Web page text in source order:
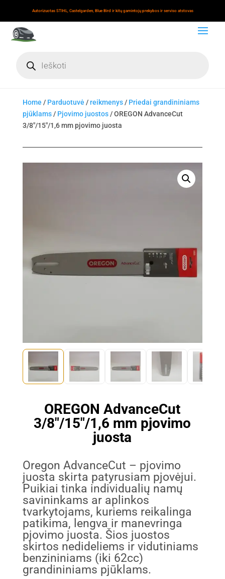
Autorizuotas STIHL, Castelgarden, Blue Bird ir kitų gamintojų prekybos ir serviso atstovas
search
Home / Parduotuvė /reikmenys/ Priedai grandininiams
pjūklams/ Pjovimo juostos/ OREGON AdvanceCut
3/8″/15″/1,6 mm pjovimo juosta
OREGON AdvanceCut
3/8″/15″/1,6 mm pjovimo
juosta
Oregon AdvanceCut – pjovimo
juosta skirta patyrusiam pjovėjui.
Puikiai tinka individualių namų
savininkams ar aplinkos
tvarkytojams, kuriems reikalinga
patikima, lengva ir manevringa
pjovimo juosta. Šios juostos
skirtos nedideliems ir vidutiniams
benzininiams (iki 62cc)
grandininiams pjūklams.